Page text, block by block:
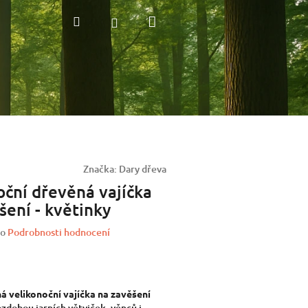
HledatPřihlášeníNákupní
košík
Značka: Dary dřeva
dřevěná vajíčka
- květinky
Podrobnosti hodnocení
velikonoční vajíčka na zavěšení